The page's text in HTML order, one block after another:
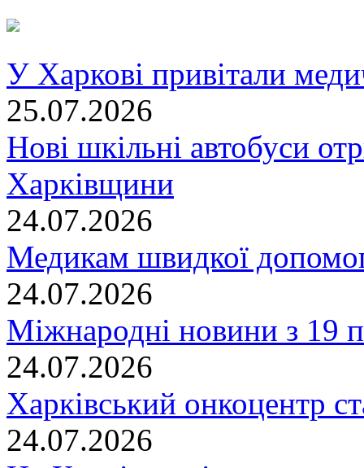
У Харкові привітали
25.07.2026
Нові шкільні автобуси
Харківщини
24.07.2026
Медикам швидкої
24.07.2026
Міжнародні новини з 19
24.07.2026
Харківський онкоцентр
24.07.2026